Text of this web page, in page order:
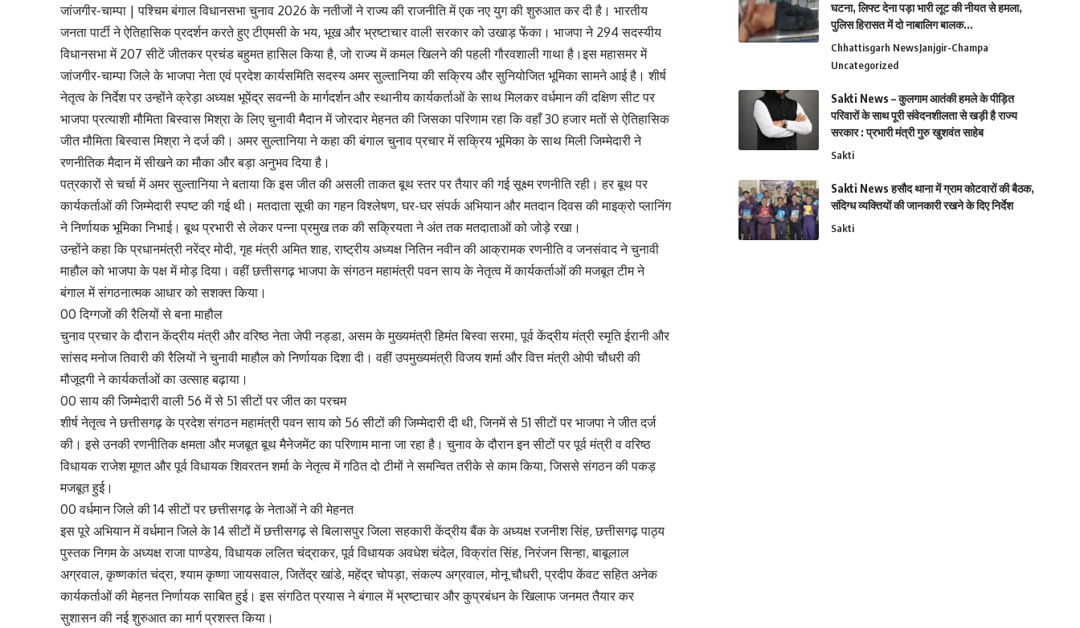
जांजगीर-चाम्पा | पश्चिम बंगाल विधानसभा चुनाव 2026 के नतीजों ने राज्य की राजनीति में एक नए युग की शुरुआत कर दी है। भारतीय
जनता पार्टी ने ऐतिहासिक प्रदर्शन करते हुए टीएमसी के भय, भूख और भ्रष्टाचार वाली सरकार को उखाड़ फेंका। भाजपा ने 294 सदस्यीय
विधानसभा में 207 सीटें जीतकर प्रचंड बहुमत हासिल किया है, जो राज्य में कमल खिलने की पहली गौरवशाली गाथा है।इस महासमर में
जांजगीर-चाम्पा जिले के भाजपा नेता एवं प्रदेश कार्यसमिति सदस्य अमर सुल्तानिया की सक्रिय और सुनियोजित भूमिका सामने आई है। शीर्ष
नेतृत्व के निर्देश पर उन्होंने क्रेड़ा अध्यक्ष भूपेंद्र सवन्नी के मार्गदर्शन और स्थानीय कार्यकर्ताओं के साथ मिलकर वर्धमान की दक्षिण सीट पर
भाजपा प्रत्याशी मौमिता बिस्वास मिश्रा के लिए चुनावी मैदान में जोरदार मेहनत की जिसका परिणाम रहा कि वहाँ 30 हजार मतों से ऐतिहासिक
जीत मौमिता बिस्वास मिश्रा ने दर्ज की। अमर सुल्तानिया ने कहा की बंगाल चुनाव प्रचार में सक्रिय भूमिका के साथ मिली जिम्मेदारी ने
रणनीतिक मैदान में सीखने का मौका और बड़ा अनुभव दिया है।
पत्रकारों से चर्चा में अमर सुल्तानिया ने बताया कि इस जीत की असली ताकत बूथ स्तर पर तैयार की गई सूक्ष्म रणनीति रही। हर बूथ पर
कार्यकर्ताओं की जिम्मेदारी स्पष्ट की गई थी। मतदाता सूची का गहन विश्लेषण, घर-घर संपर्क अभियान और मतदान दिवस की माइक्रो प्लानिंग
ने निर्णायक भूमिका निभाई। बूथ प्रभारी से लेकर पन्ना प्रमुख तक की सक्रियता ने अंत तक मतदाताओं को जोड़े रखा।
उन्होंने कहा कि प्रधानमंत्री नरेंद्र मोदी, गृह मंत्री अमित शाह, राष्ट्रीय अध्यक्ष नितिन नवीन की आक्रामक रणनीति व जनसंवाद ने चुनावी
माहौल को भाजपा के पक्ष में मोड़ दिया। वहीं छत्तीसगढ़ भाजपा के संगठन महामंत्री पवन साय के नेतृत्व में कार्यकर्ताओं की मजबूत टीम ने
बंगाल में संगठनात्मक आधार को सशक्त किया।
00 दिग्गजों की रैलियों से बना माहौल
चुनाव प्रचार के दौरान केंद्रीय मंत्री और वरिष्ठ नेता जेपी नड्डा, असम के मुख्यमंत्री हिमंत बिस्वा सरमा, पूर्व केंद्रीय मंत्री स्मृति ईरानी और
सांसद मनोज तिवारी की रैलियों ने चुनावी माहौल को निर्णायक दिशा दी। वहीं उपमुख्यमंत्री विजय शर्मा और वित्त मंत्री ओपी चौधरी की
मौजूदगी ने कार्यकर्ताओं का उत्साह बढ़ाया।
00 साय की जिम्मेदारी वाली 56 में से 51 सीटों पर जीत का परचम
शीर्ष नेतृत्व ने छत्तीसगढ़ के प्रदेश संगठन महामंत्री पवन साय को 56 सीटों की जिम्मेदारी दी थी, जिनमें से 51 सीटों पर भाजपा ने जीत दर्ज
की। इसे उनकी रणनीतिक क्षमता और मजबूत बूथ मैनेजमेंट का परिणाम माना जा रहा है। चुनाव के दौरान इन सीटों पर पूर्व मंत्री व वरिष्ठ
विधायक राजेश मूणत और पूर्व विधायक शिवरतन शर्मा के नेतृत्व में गठित दो टीमों ने समन्वित तरीके से काम किया, जिससे संगठन की पकड़
मजबूत हुई।
00 वर्धमान जिले की 14 सीटों पर छत्तीसगढ़ के नेताओं ने की मेहनत
इस पूरे अभियान में वर्धमान जिले के 14 सीटों में छत्तीसगढ़ से बिलासपुर जिला सहकारी केंद्रीय बैंक के अध्यक्ष रजनीश सिंह, छत्तीसगढ़ पाठ्य
पुस्तक निगम के अध्यक्ष राजा पाण्डेय, विधायक ललित चंद्राकर, पूर्व विधायक अवधेश चंदेल, विक्रांत सिंह, निरंजन सिन्हा, बाबूलाल
अग्रवाल, कृष्णकांत चंद्रा, श्याम कृष्णा जायसवाल, जितेंद्र खांडे, महेंद्र चोपड़ा, संकल्प अग्रवाल, मोनू चौधरी, प्रदीप केंवट सहित अनेक
कार्यकर्ताओं की मेहनत निर्णायक साबित हुई। इस संगठित प्रयास ने बंगाल में भ्रष्टाचार और कुप्रबंधन के खिलाफ जनमत तैयार कर
सुशासन की नई शुरुआत का मार्ग प्रशस्त किया।
घटना, लिफ्ट देना पड़ा भारी लूट की नीयत से हमला,
पुलिस हिरासत में दो नाबालिग बालक…
Chhattisgarh NewsJanjgir-Champa
Uncategorized
Sakti News – कुलगाम आतंकी हमले के पीड़ित
परिवारों के साथ पूरी संवेदनशीलता से खड़ी है राज्य
सरकार : प्रभारी मंत्री गुरु खुशवंत साहेब
Sakti
Sakti News हसौद थाना में ग्राम कोटवारों की बैठक,
संदिग्ध व्यक्तियों की जानकारी रखने के दिए निर्देश
Sakti